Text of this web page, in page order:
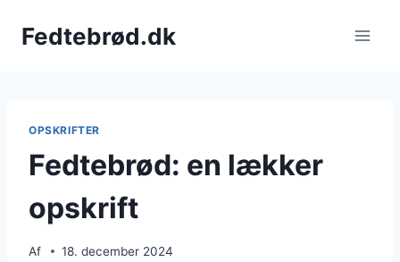
Fedtebrød.dk
OPSKRIFTER
Fedtebrød: en lækker
opskrift
Af 18. december 2024